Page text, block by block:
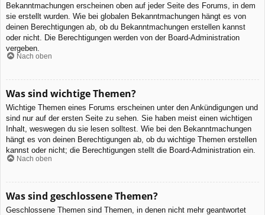
Bekanntmachungen erscheinen oben auf jeder Seite des Forums, in dem
sie erstellt wurden. Wie bei globalen Bekanntmachungen hängt es von
deinen Berechtigungen ab, ob du Bekanntmachungen erstellen kannst
oder nicht. Die Berechtigungen werden von der Board-Administration
vergeben.
Nach oben
Was sind wichtige Themen?
Wichtige Themen eines Forums erscheinen unter den Ankündigungen und
sind nur auf der ersten Seite zu sehen. Sie haben meist einen wichtigen
Inhalt, weswegen du sie lesen solltest. Wie bei den Bekanntmachungen
hängt es von deinen Berechtigungen ab, ob du wichtige Themen erstellen
kannst oder nicht; die Berechtigungen stellt die Board-Administration ein.
Nach oben
Was sind geschlossene Themen?
Geschlossene Themen sind Themen, in denen nicht mehr geantwortet